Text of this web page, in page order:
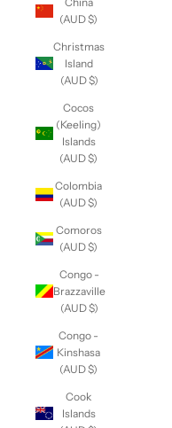
(AUD $)
Christmas
Island
(AUD $)
Cocos
(Keeling)
Islands
(AUD $)
Colombia
(AUD $)
Comoros
(AUD $)
Congo -
Brazzaville
(AUD $)
Congo -
Kinshasa
(AUD $)
Cook
Islands